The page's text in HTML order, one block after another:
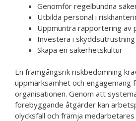
Genomför regelbundna
Utbilda personal i
Uppmuntra rapportering av
Investera i skyddsutrustning
Skapa en säkerhetskultur
En framgångsrik riskbedömning
uppmärksamhet och engagemang
organisationen. Genom att
förebyggande åtgärder kan
olycksfall och främja medarbetares